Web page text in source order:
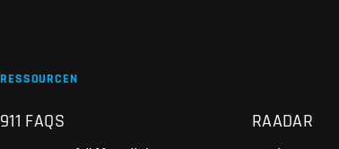
RESSOURCEN
911 FAQS
RAADAR